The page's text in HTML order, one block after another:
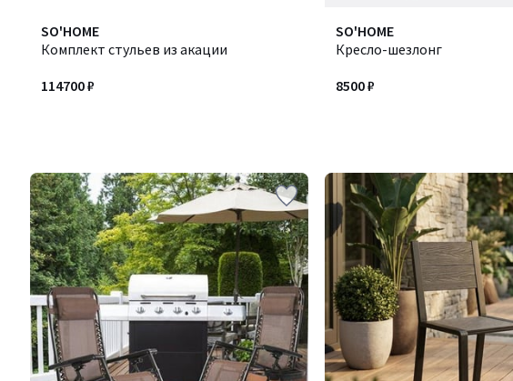
SO'HOME
Комплект стульев из акации
114700 ₽
SO'HOME
Кресло-шезлонг
8500 ₽